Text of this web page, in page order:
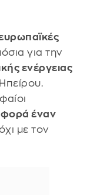
για την
ενέργειας
έναν
με τον